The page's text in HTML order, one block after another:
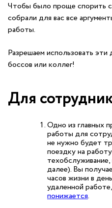
Чтобы было проще спорить
собрали для вас все
работы.
Разрешаем использовать
боссов или коллег!
Для
Одно из главных
работы для
не нужно будет
поездку на
далее). Вы
часов жизни в
удаленной
понижается.